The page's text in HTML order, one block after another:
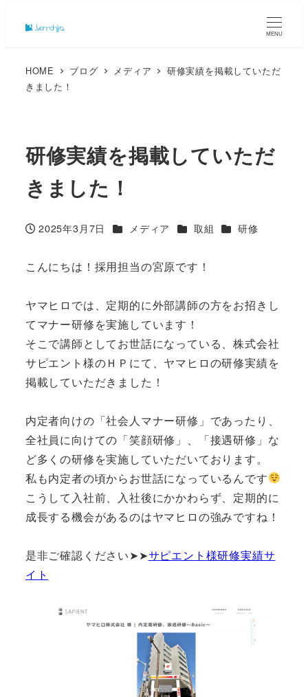
MENU
HOME ブログ メディア
研修実績を掲載していただ
きました！
研修実績を掲載していただ
きました！
投稿日
2025年3月7日 カテゴリー
メディア カテゴリー
取組 カテゴリー
研修
こんにちは！採用担当の宮原です！
ヤマヒロでは、定期的に外部講師の方をお招きし
てマナー研修を実施しています！
そこで講師としてお世話になっている、株式会社
サピエント様のＨＰにて、ヤマヒロの研修実績を
掲載していただきました！
内定者向けの「社会人マナー研修」であったり、
全社員に向けての「笑顔研修」、「接遇研修」な
ど多くの研修を実施していただいております。
私も内定者の頃からお世話になっているんです
こうして入社前、入社後にかかわらず、定期的に
成長する機会があるのはヤマヒロの強みですね！
是非ご確認ください➤➤サピエント様研修実績サ
イト